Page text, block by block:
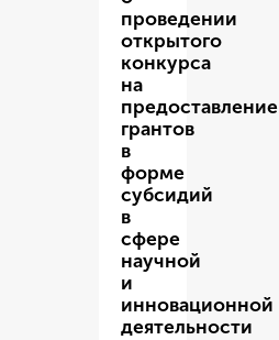
проведении
открытого
конкурса
на
предоставление
грантов
в
форме
субсидий
в
сфере
научной
и
инновационной
деятельности